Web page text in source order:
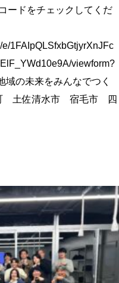
ードをチェックしてくだ
1FAIpQLSfxbGtjyrXnJFc
viewform?
域の未来をみんなでつく
土佐清水市 宿毛市 四